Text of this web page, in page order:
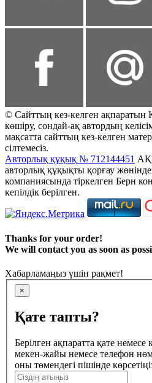
© Сайттың кез-келген
көшіру, сондай-ақ автордың
мақсатта сайттың кез-келген
сілтемесіз.
Авторлық құқық № 712144451
авторлық құқықты қорғау
компаниясында тіркелген Берн
кепілдік берілген.
Thanks for your order!
We will contact you as soon as
Хабарламаңыз үшін рақмет!
×
Қате тапты?
Берілген ақпаратта қате немесе
мекен-жайы немесе телефон
оны төмендегі пішінде